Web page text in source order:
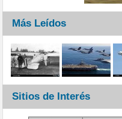
Más Leídos
Sitios de Interés